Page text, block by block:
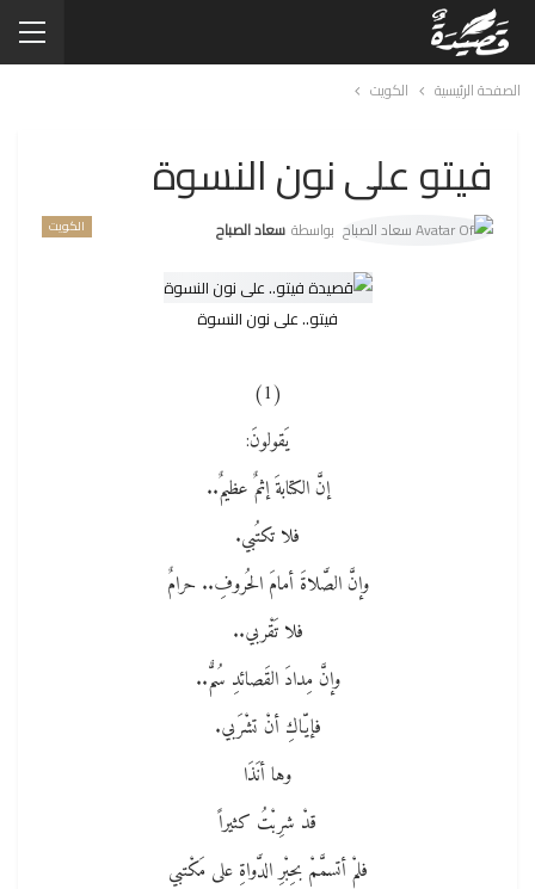
الصفحة الرئيسية الكويت
فيتو على نون النسوة
الكويت بواسطة سعاد الصباح
فيتو.. على نون النسوة
(1)
يَقولونَ:
إنَّ الكتابةَ إثمٌ عظيمٌ..
فلا تكتُبي.
وإنَّ الصَّلاةَ أمامَ الحُروفِ.. حرامٌ
فلا تَقْربي..
وإنَّ مِدادَ القَصائدِ سُمٌّ..
فإيّاكِ أنْ تشْرَبي.
وها أنَذَا
قدْ شرِبْتُ كثيراً
فلمْ أتسمَّمْ بحِبْرِ الدَّواةِ على مَكْتبي